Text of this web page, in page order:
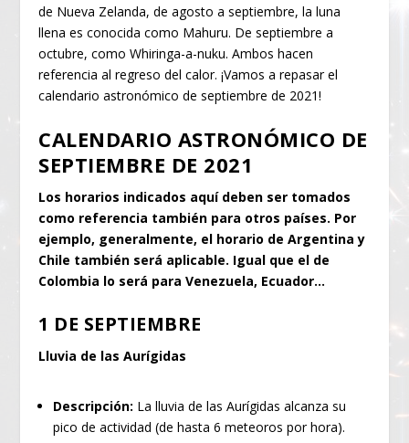
de Nueva Zelanda, de agosto a septiembre, la luna
llena es conocida como Mahuru. De septiembre a
octubre, como Whiringa-a-nuku. Ambos hacen
referencia al regreso del calor. ¡Vamos a repasar el
calendario astronómico de septiembre de 2021!
CALENDARIO ASTRONÓMICO DE
SEPTIEMBRE DE 2021
Los horarios indicados aquí deben ser tomados
como referencia también para otros países. Por
ejemplo, generalmente, el horario de Argentina y
Chile también será aplicable. Igual que el de
Colombia lo será para Venezuela, Ecuador…
1 DE SEPTIEMBRE
Lluvia de las Aurígidas
Descripción: La lluvia de las Aurígidas alcanza su
pico de actividad (de hasta 6 meteoros por hora).